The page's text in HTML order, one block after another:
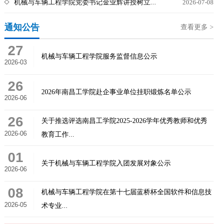
机械与车辆工程学院党委书记金业辉讲授树立... 2026-07-08
通知公告 查看更多 >
27
2026-03
机械与车辆工程学院服务监督信息公示
26
2026-06
2026年南昌工学院赴企事业单位挂职锻炼名单公示
26
2026-06
关于推选评选南昌工学院2025-2026学年优秀教师和优秀
教育工作...
01
2026-06
关于机械与车辆工程学院入团发展对象公示
08
2026-05
机械与车辆工程学院在第十七届蓝桥杯全国软件和信息技
术专业...